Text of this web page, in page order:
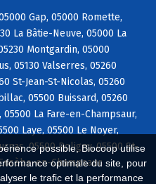
possible, Biocoop utilise
optimale du site, pour
le trafic et la performance
Gap, 05000 Romette,
La Bâtie-Neuve, 05000 La
Montgardin, 05000
05130 Valserres, 05260
St-Jean-St-Nicolas, 05260
05500 Buissard, 05260
La Fare-en-Champsaur,
Laye, 05500 Le Noyer,
05500 Poligny, 05500 St-
en-Champsaur